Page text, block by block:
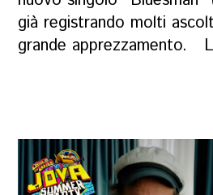
già registrando molti
grande apprezzamento.